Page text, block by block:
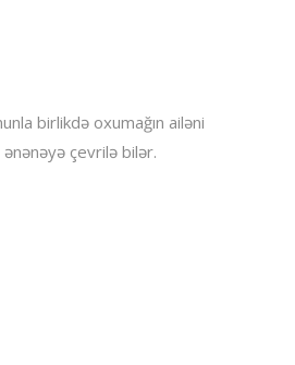
birlikdə oxumağın ailəni
çevrilə bilər.